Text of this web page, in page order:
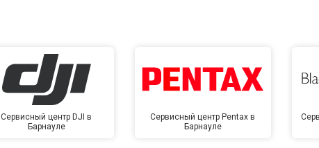
Сервисный центр DJI в
Барнауле
Сервисный центр Pentax в
Барнауле